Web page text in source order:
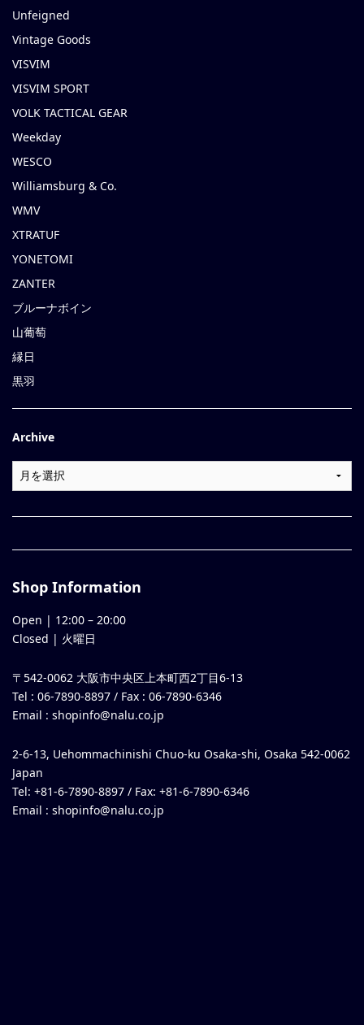
Unfeigned
Vintage Goods
VISVIM
VISVIM SPORT
VOLK TACTICAL GEAR
Weekday
WESCO
Williamsburg & Co.
WMV
XTRATUF
YONETOMI
ZANTER
ブルーナボイン
山葡萄
縁日
黒羽
Archive
Shop Information
Open | 12:00 – 20:00
Closed | 火曜日
〒542-0062 大阪市中央区上本町西2丁目6-13
Tel : 06-7890-8897 / Fax : 06-7890-6346
Email : shopinfo@nalu.co.jp
2-6-13, Uehommachinishi Chuo-ku Osaka-shi, Osaka 542-0062
Japan
Tel: +81-6-7890-8897 / Fax: +81-6-7890-6346
Email : shopinfo@nalu.co.jp